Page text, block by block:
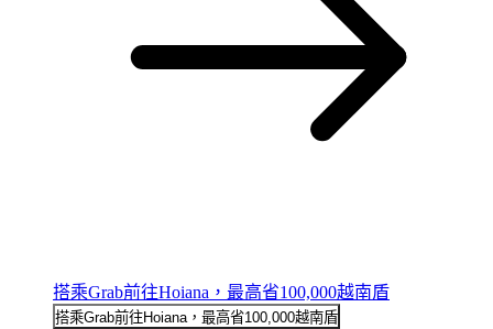
搭乘Grab前往Hoiana，最高省100,000越南盾
搭乘Grab前往Hoiana，最高省100,000越南盾